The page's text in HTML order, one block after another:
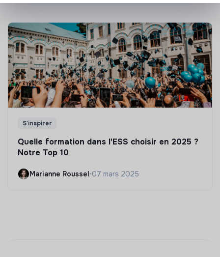
S'inspirer
Quelle formation dans l'ESS choisir en 2025 ?
Notre Top 10
Marianne Roussel•07 mars 2025